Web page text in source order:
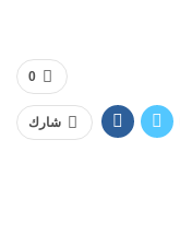
0
شارك